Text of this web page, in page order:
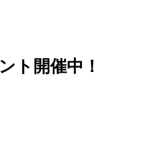
ト開催中！